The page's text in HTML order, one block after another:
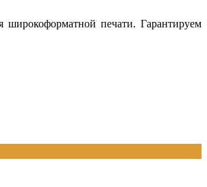
печати. Гарантируем